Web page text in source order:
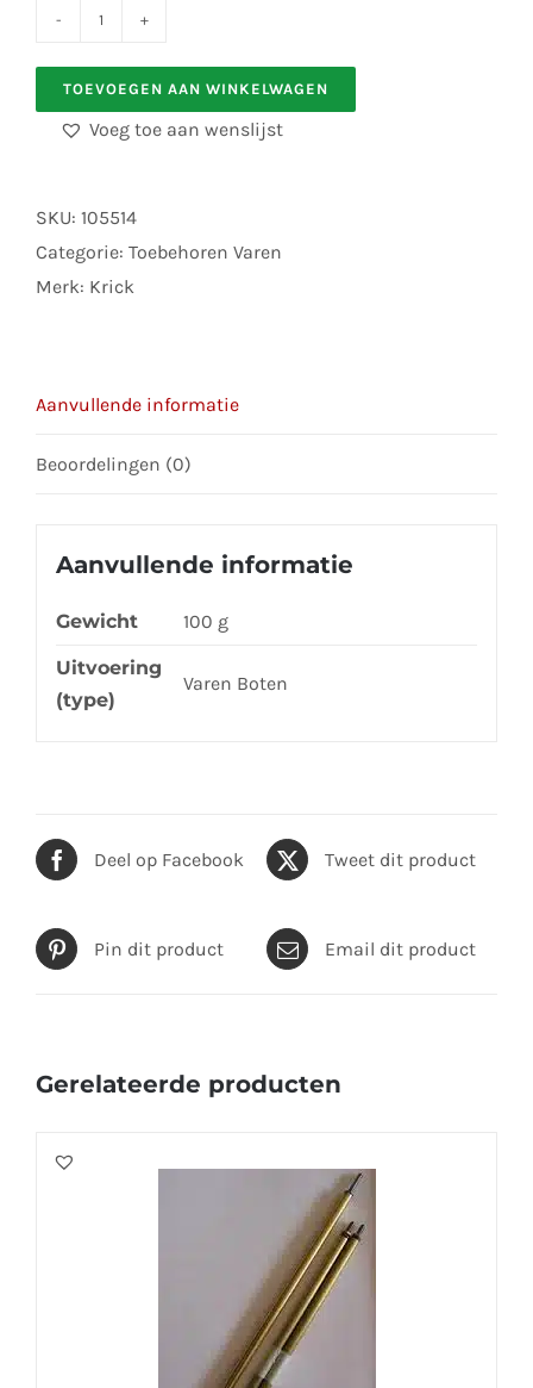
krick
Rettungsinsel
2
Stk
aantal
TOEVOEGEN AAN WINKELWAGEN
Voeg toe aan wenslijst
SKU: 105514
Categorie: Toebehoren Varen
Merk: Krick
Aanvullende informatie
Beoordelingen (0)
Aanvullende informatie
Gewicht 100 g
Uitvoering
(type)
Varen Boten
Deel op Facebook Tweet dit product
Pin dit product Email dit product
Gerelateerde producten